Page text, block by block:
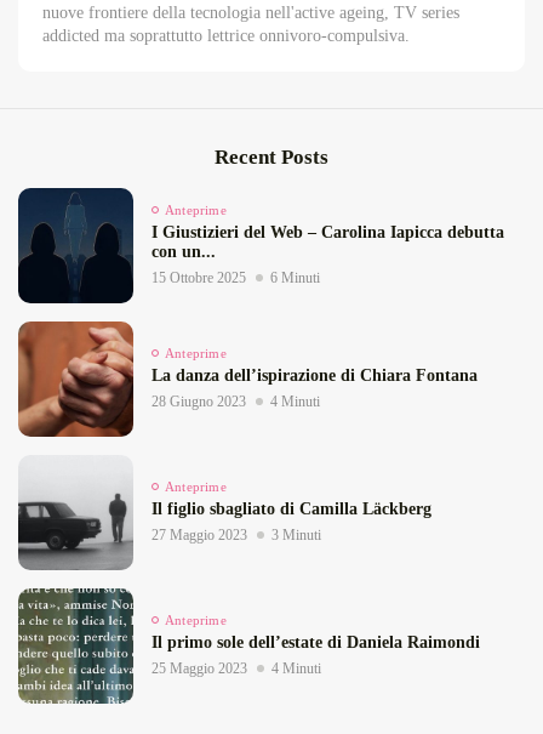
nuove frontiere della tecnologia nell'active ageing, TV series
addicted ma soprattutto lettrice onnivoro-compulsiva.
Recent Posts
Anteprime
I Giustizieri del Web – Carolina Iapicca debutta
con un...
15 Ottobre 2025 6 Minuti
Anteprime
La danza dell’ispirazione di Chiara Fontana
28 Giugno 2023 4 Minuti
Anteprime
Il figlio sbagliato di Camilla Läckberg
27 Maggio 2023 3 Minuti
Anteprime
Il primo sole dell’estate di Daniela Raimondi
25 Maggio 2023 4 Minuti